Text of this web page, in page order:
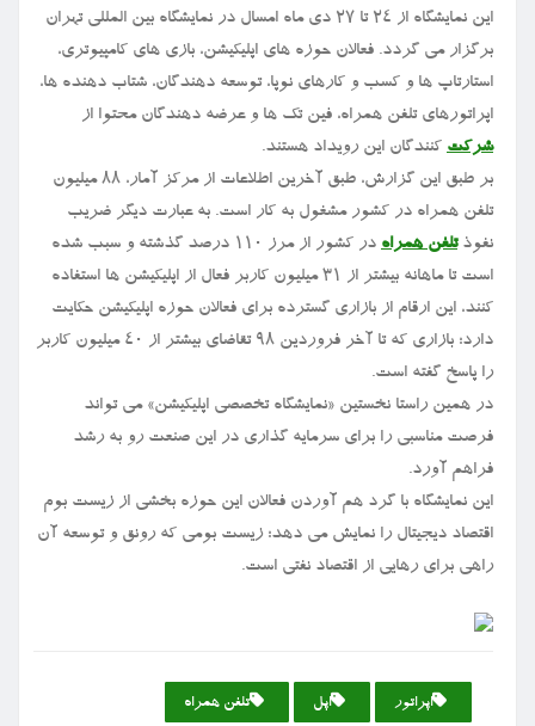
این نمایشگاه از ۲۴ تا ۲۷ دی ماه امسال در نمایشگاه بین المللی تهران
برگزار می گردد. فعالان حوزه های اپلیکیشن، بازی های کامپیوتری،
استارتاپ ها و کسب و کارهای نوپا، توسعه دهندگان، شتاب دهنده ها،
اپراتورهای تلفن همراه، فین تک ها و عرضه دهندگان محتوا از
شرکت کنندگان این رویداد هستند.
بر طبق این گزارش، طبق آخرین اطلاعات از مرکز آمار، ۸۸ میلیون
تلفن همراه در کشور مشغول به کار است. به عبارت دیگر ضریب
نفوذتلفن همراه
در کشور از مرز ۱۱۰ درصد گذشته و سبب شده
است تا ماهانه بیشتر از ۳۱ میلیون کاربر فعال از اپلیکیشن ها استفاده
کنند، این ارقام از بازاری گسترده برای فعالان حوزه اپلیکیشن حکایت
دارد؛ بازاری که تا آخر فروردین ۹۸ تقاضای بیشتر از ۴۰ میلیون کاربر
را پاسخ گفته است.
در همین راستا نخستین «نمایشگاه تخصصی اپلیکیشن» می تواند
فرصت مناسبی را برای سرمایه گذاری در این صنعت رو به رشد
فراهم آورد.
این نمایشگاه با گرد هم آوردن فعالان این حوزه بخشی از زیست بوم
اقتصاد دیجیتال را نمایش می دهد؛ زیست بومی که رونق و توسعه آن
راهی برای رهایی از اقتصاد نفتی است.
اپراتور اپل تلفن همراه